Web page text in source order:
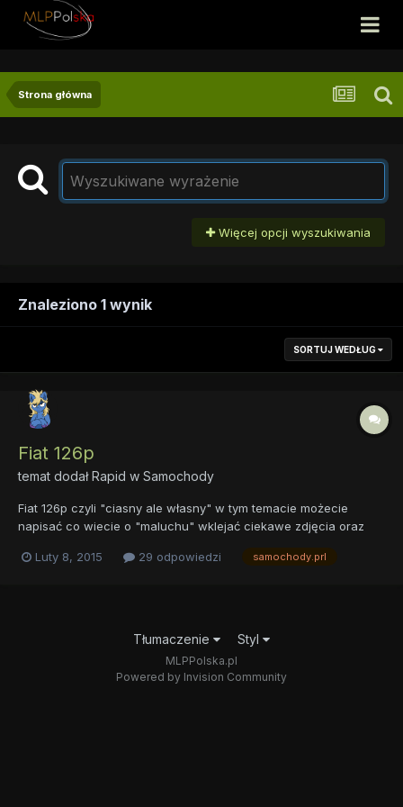
Strona główna
Więcej opcji wyszukiwania
Znaleziono 1 wynik
SORTUJ WEDŁUG
Fiat 126p
temat dodałRapid w Samochody
Fiat 126p czyli "ciasny ale własny" w tym temacie możecie
napisać co wiecie o "maluchu" wklejać ciekawe zdjęcia oraz
Luty 8, 2015
29 odpowiedzi samochody.prl
Tłumaczenie Styl
MLPPolska.pl
Powered by Invision Community